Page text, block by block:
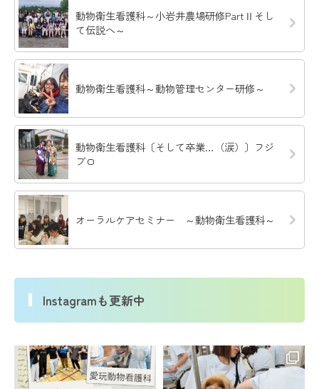
動物衛生看護科～小岩井農場研修PartⅡそし
て伝説へ～
動物衛生看護科～動物管理センター研修～
動物衛生看護科〔そして卒業…（涙）〕フジ
ブロ
オーラルケアセミナー ～動物衛生看護科～
Instagramも更新中